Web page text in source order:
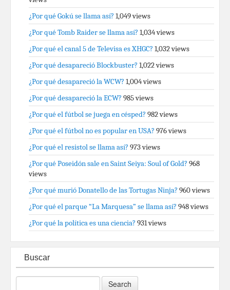
¿Por qué Gokú se llama así? 1,049 views
¿Por qué Tomb Raider se llama así? 1,034 views
¿Por qué el canal 5 de Televisa es XHGC? 1,032 views
¿Por qué desapareció Blockbuster? 1,022 views
¿Por qué desapareció la WCW? 1,004 views
¿Por qué desapareció la ECW? 985 views
¿Por qué el fútbol se juega en césped? 982 views
¿Por qué el fútbol no es popular en USA? 976 views
¿Por qué el resistol se llama así? 973 views
¿Por qué Poseidón sale en Saint Seiya: Soul of Gold? 968
views
¿Por qué murió Donatello de las Tortugas Ninja? 960 views
¿Por qué el parque “La Marquesa” se llama así? 948 views
¿Por qué la política es una ciencia? 931 views
Buscar